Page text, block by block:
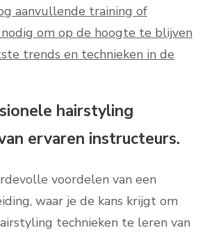
aanvullende training of
om op de hoogte te blijven
trends en technieken in de
hairstyling
ervaren instructeurs.
voordelen van een
waar je de kans krijgt om
technieken te leren van